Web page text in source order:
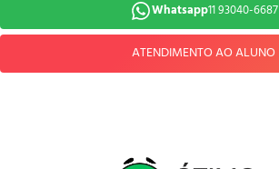
Whatsapp11 93040-6687
ATENDIMENTO AO ALUNO